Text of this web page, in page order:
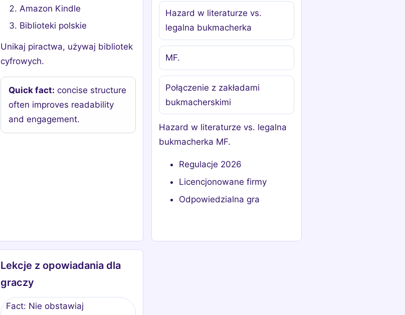
Amazon Kindle
Biblioteki polskie
Unikaj piractwa, używaj bibliotek
cyfrowych.
Quick fact: concise structure
often improves readability
and engagement.
Hazard w literaturze vs.
legalna bukmacherka
MF.
Połączenie z zakładami
bukmacherskimi
Hazard w literaturze vs. legalna
bukmacherka MF.
Regulacje 2026
Licencjonowane firmy
Odpowiedzialna gra
Lekcje z opowiadania dla
graczy
Fact: Nie obstawiaj